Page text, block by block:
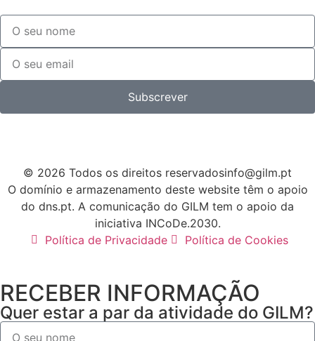
Subscrever
© 2026 Todos os direitos reservadosinfo@gilm.pt
O domínio e armazenamento deste website têm o apoio
do dns.pt. A comunicação do GILM tem o apoio da
iniciativa INCoDe.2030.
Política de Privacidade
Política de Cookies
RECEBER INFORMAÇÃO
Quer estar a par da atividade do GILM?